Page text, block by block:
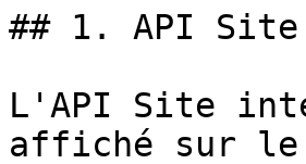
## 1. API
L'API Site
affiché sur